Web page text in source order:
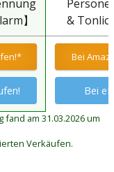
eine
5MP-
und
die
】
KI-
den
Zoll-
dem Sie
dem
sehen
&
Mit der
kann
System
im
Bei
Bei
am 31.03.2026 um
Verkäufen.